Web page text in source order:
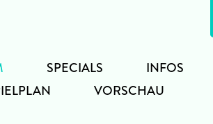
VORSCHAU
SPECIALS INFOS